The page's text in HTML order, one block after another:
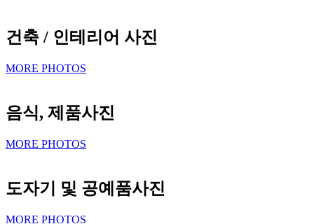
건축 / 인테리어 사진
MORE PHOTOS
음식, 제품사진
MORE PHOTOS
도자기 및 공예품사진
MORE PHOTOS